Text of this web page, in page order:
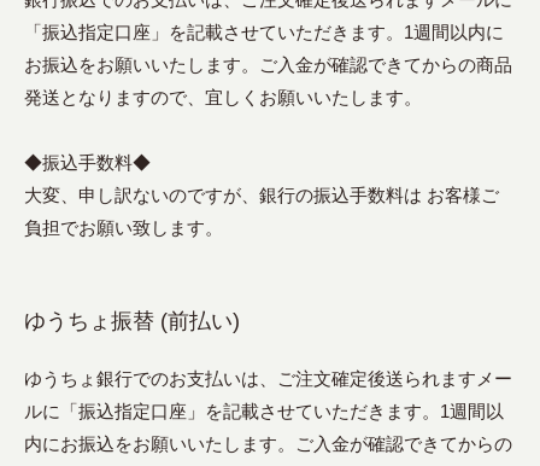
「振込指定口座」を記載させていただきます。1週間以内に
お振込をお願いいたします。ご入金が確認できてからの商品
発送となりますので、宜しくお願いいたします。
◆振込手数料◆
大変、申し訳ないのですが、銀行の振込手数料は お客様ご
負担でお願い致します。
ゆうちょ振替 (前払い)
ゆうちょ銀行でのお支払いは、ご注文確定後送られますメー
ルに「振込指定口座」を記載させていただきます。1週間以
内にお振込をお願いいたします。ご入金が確認できてからの